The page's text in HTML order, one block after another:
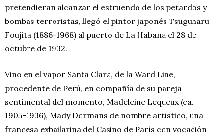
pretendieran alcanzar el estruendo de los petardos y
bombas terroristas, llegó el pintor japonés Tsuguharu
Foujita (1886-1968) al puerto de La Habana el 28 de
octubre de 1932.
Vino en el vapor Santa Clara, de la Ward Line,
procedente de Perú, en compañía de su pareja
sentimental del momento, Madeleine Lequeux (ca.
1905-1936), Mady Dormans de nombre artístico, una
francesa exbailarina del Casino de París con vocación